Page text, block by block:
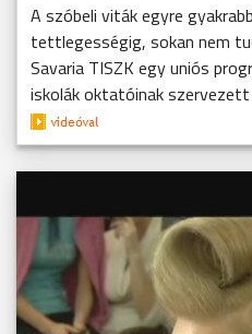
A szóbeli viták egyre
tettlegességig, sokan nem
Savaria TISZK egy uniós
iskolák oktatóinak szervezett